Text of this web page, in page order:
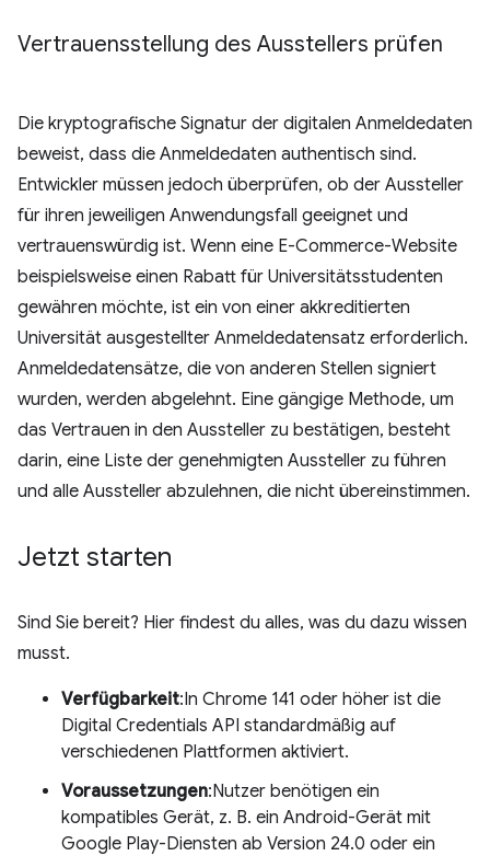
Vertrauensstellung des Ausstellers prüfen
Die kryptografische Signatur der digitalen Anmeldedaten
beweist, dass die Anmeldedaten authentisch sind.
Entwickler müssen jedoch überprüfen, ob der Aussteller
für ihren jeweiligen Anwendungsfall geeignet und
vertrauenswürdig ist. Wenn eine E-Commerce-Website
beispielsweise einen Rabatt für Universitätsstudenten
gewähren möchte, ist ein von einer akkreditierten
Universität ausgestellter Anmeldedatensatz erforderlich.
Anmeldedatensätze, die von anderen Stellen signiert
wurden, werden abgelehnt. Eine gängige Methode, um
das Vertrauen in den Aussteller zu bestätigen, besteht
darin, eine Liste der genehmigten Aussteller zu führen
und alle Aussteller abzulehnen, die nicht übereinstimmen.
Jetzt starten
Sind Sie bereit? Hier findest du alles, was du dazu wissen
musst.
Verfügbarkeit:In Chrome 141 oder höher ist die
Digital Credentials API standardmäßig auf
verschiedenen Plattformen aktiviert.
Voraussetzungen:Nutzer benötigen ein
kompatibles Gerät, z. B. ein Android-Gerät mit
Google Play-Diensten ab Version 24.0 oder ein